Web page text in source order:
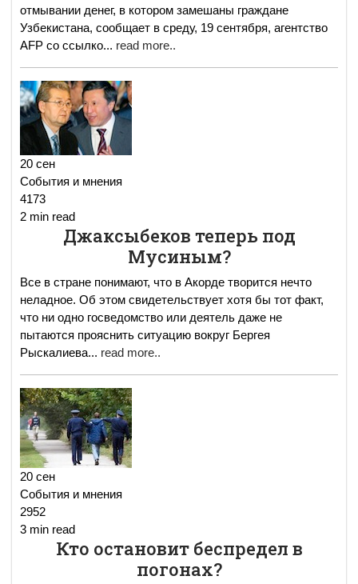
отмывании денег, в котором замешаны граждане
Узбекистана, сообщает в среду, 19 сентября, агентство
AFP со ссылко... read more..
20 сен
События и мнения
4173
2 min read
Джаксыбеков теперь под
Мусиным?
Все в стране понимают, что в Акорде творится нечто
неладное. Об этом свидетельствует хотя бы тот факт,
что ни одно госведомство или деятель даже не
пытаются прояснить ситуацию вокруг Бергея
Рыскалиева... read more..
20 сен
События и мнения
2952
3 min read
Кто остановит беспредел в
погонах?